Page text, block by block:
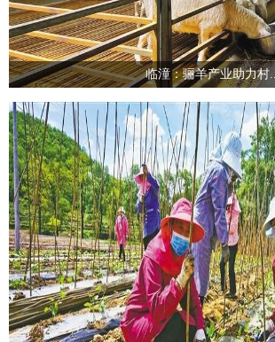
临潼：骊羊产业助力村...